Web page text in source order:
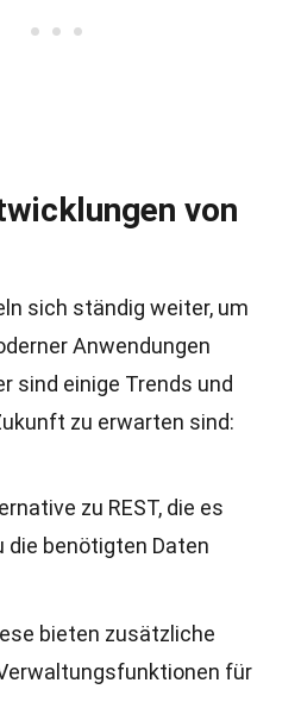
von
sich ständig weiter, um
Anwendungen
sind einige Trends und
zu erwarten sind:
zu REST, die es
die benötigten Daten
bieten zusätzliche
für